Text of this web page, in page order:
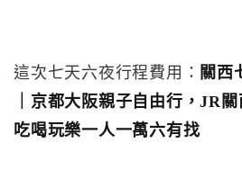
這次七天六夜行程費用： 關西
｜京都大阪親子自由行，JR
吃喝玩樂一人一萬六有找